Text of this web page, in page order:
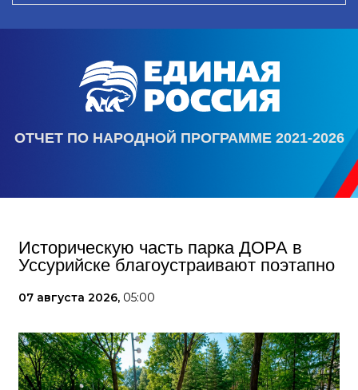
ОТЧЕТ ПО НАРОДНОЙ ПРОГРАММЕ 2021-2026
Историческую часть парка ДОРА в
Уссурийске благоустраивают поэтапно
07 августа 2026, 05:00